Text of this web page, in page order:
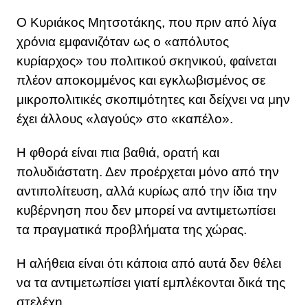
Ο Κυριάκος Μητσοτάκης, που πριν από λίγα
χρόνια εμφανιζόταν ως ο «απόλυτος
κυρίαρχος» του πολιτικού σκηνικού, φαίνεται
πλέον αποκομμένος και εγκλωβισμένος σε
μικροπολιτικές σκοπιμότητες και δείχνει να μην
έχει άλλους «λαγούς» στο «καπέλο».
Η φθορά είναι πια βαθιά, ορατή και
πολυδιάστατη. Δεν προέρχεται μόνο από την
αντιπολίτευση, αλλά κυρίως από την ίδια την
κυβέρνηση που δεν μπορεί να αντιμετωπίσει
τα πραγματικά προβλήματα της χώρας.
Η αλήθεια είναι ότι κάποια από αυτά δεν θέλει
να τα αντιμετωπίσει γιατί εμπλέκονται δικά της
στελέχη.